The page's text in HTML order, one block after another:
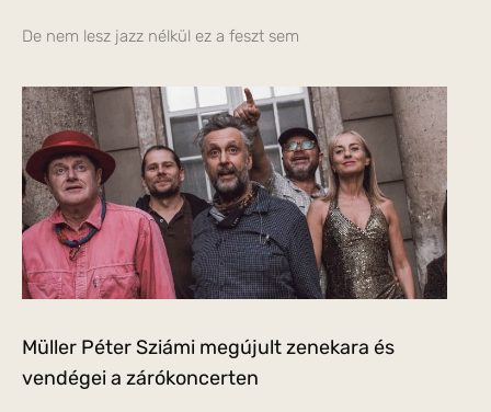
De nem lesz jazz nélkül ez a feszt sem
Müller Péter Sziámi megújult zenekara és
vendégei a zárókoncerten